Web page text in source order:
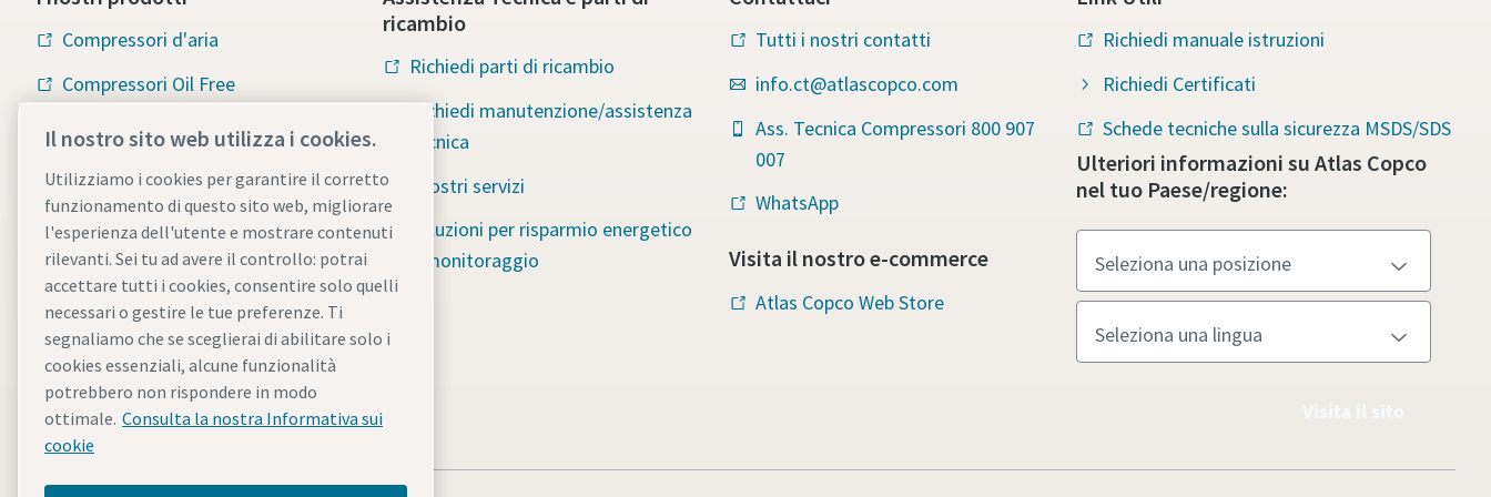
Compressori d'aria
Compressori Oil Free
Compressori lubrificati
Soffianti
Generatori di gas
Trattamento dell'aria compressa
Process Filtration
ricambio
Richiedi parti di ricambio
Richiedi manutenzione/assistenza
tecnica
I nostri servizi
Soluzioni per risparmio energetico
e monitoraggio
Tutti i nostri contatti
info.ct@atlascopco.com
Ass. Tecnica Compressori 800 907
007
WhatsApp
Visita il nostro e-commerce
Atlas Copco Web Store
Richiedi manuale istruzioni
Richiedi Certificati
Schede tecniche sulla sicurezza MSDS/SDS
Ulteriori informazioni su Atlas Copco
nel tuo Paese/regione:
Il nostro sito web utilizza i cookies.
Utilizziamo i cookies per garantire il corretto
funzionamento di questo sito web, migliorare
l'esperienza dell'utente e mostrare contenuti
rilevanti. Sei tu ad avere il controllo: potrai
accettare tutti i cookies, consentire solo quelli
necessari o gestire le tue preferenze. Ti
segnaliamo che se sceglierai di abilitare solo i
cookies essenziali, alcune funzionalità
potrebbero non rispondere in modo
ottimale. Consulta la nostra Informativa sui
cookie